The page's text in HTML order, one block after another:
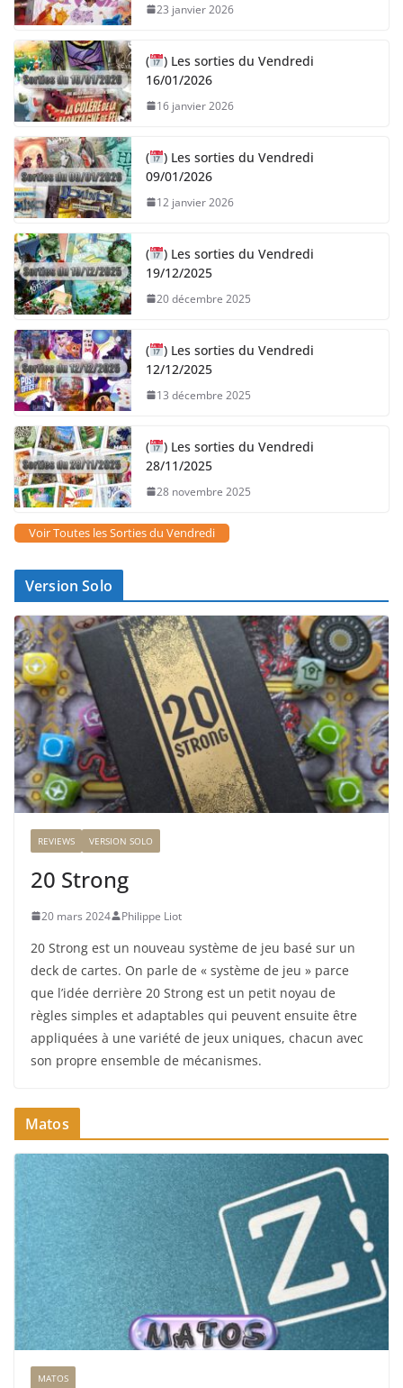
23 janvier 2026
(
) Les sorties du Vendredi
16/01/2026
16 janvier 2026
(
) Les sorties du Vendredi
09/01/2026
12 janvier 2026
(
) Les sorties du Vendredi
19/12/2025
20 décembre 2025
(
) Les sorties du Vendredi
12/12/2025
13 décembre 2025
(
) Les sorties du Vendredi
28/11/2025
28 novembre 2025
Voir Toutes les Sorties du Vendredi
Version Solo
REVIEWS VERSION SOLO
20 Strong
20 mars 2024 Philippe Liot
20 Strong est un nouveau système de jeu basé sur un
deck de cartes. On parle de « système de jeu » parce
que l’idée derrière 20 Strong est un petit noyau de
règles simples et adaptables qui peuvent ensuite être
appliquées à une variété de jeux uniques, chacun avec
son propre ensemble de mécanismes.
Matos
MATOS